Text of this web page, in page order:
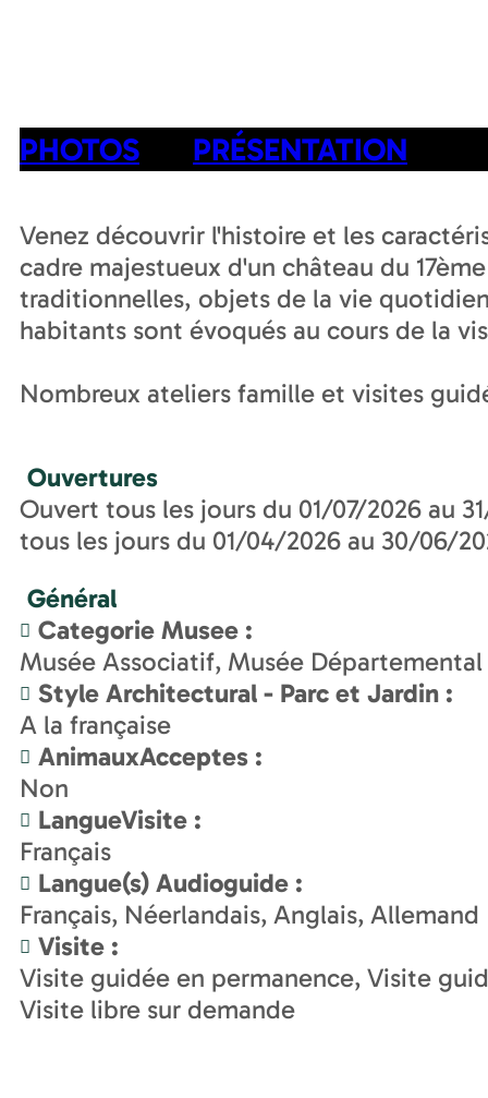
PHOTOS PRÉSENTATION
Venez découvrir l'histoire et les
cadre majestueux d'un château du
traditionnelles, objets de la vie
habitants sont évoqués au cours de la
Nombreux ateliers famille et visites
Ouvertures
Ouvert tous les jours du 01/07/2026 au
tous les jours du 01/04/2026 au 30/06/
Général
Categorie Musee :
Musée Associatif Musée Départemental
Style Architectural - Parc et Jardin :
A la française
AnimauxAcceptes :
Non
LangueVisite :
Français
Langue(s) Audioguide :
Français Néerlandais Anglais Allemand
Visite :
Visite guidée en permanence Visite
Visite libre sur demande